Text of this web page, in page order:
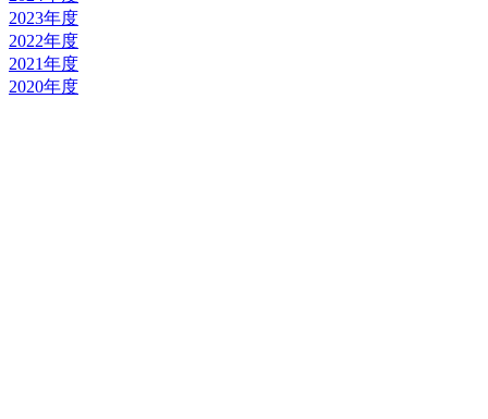
2023年度
2022年度
2021年度
2020年度